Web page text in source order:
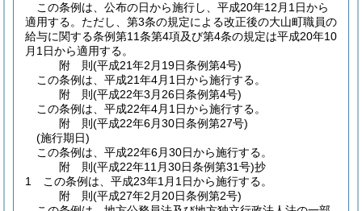
この条例は、公布の日から施行し、平成20年12月1日から
適用する。 ただし、第3条の規定による改正後の大山町職員の
給与に関する条例第11条第4項及び第4条の規定は平成20年10
月1日から適用する。
附 則(平成21年2月19日条例第4号)
この条例は、平成21年4月1日から施行する。
附 則(平成22年3月26日条例第4号)
この条例は、平成22年4月1日から施行する。
附 則(平成22年6月30日条例第27号)
(施行期日)
この条例は、平成22年6月30日から施行する。
附 則(平成22年11月30日条例第31号)抄
1
この条例は、平成23年1月1日から施行する。
附 則(平成27年2月20日条例第2号)